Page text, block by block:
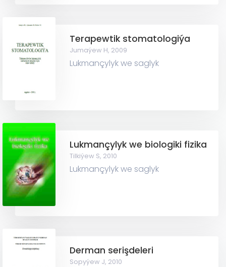
Terapewtik stomatologiýa
Jumaýew H, 2009
Lukmançylyk we saglyk
Lukmançylyk we biologiki fizika
Tilkiýew S, 2010
Lukmançylyk we saglyk
Derman serişdeleri
Sopyýew J, 2010